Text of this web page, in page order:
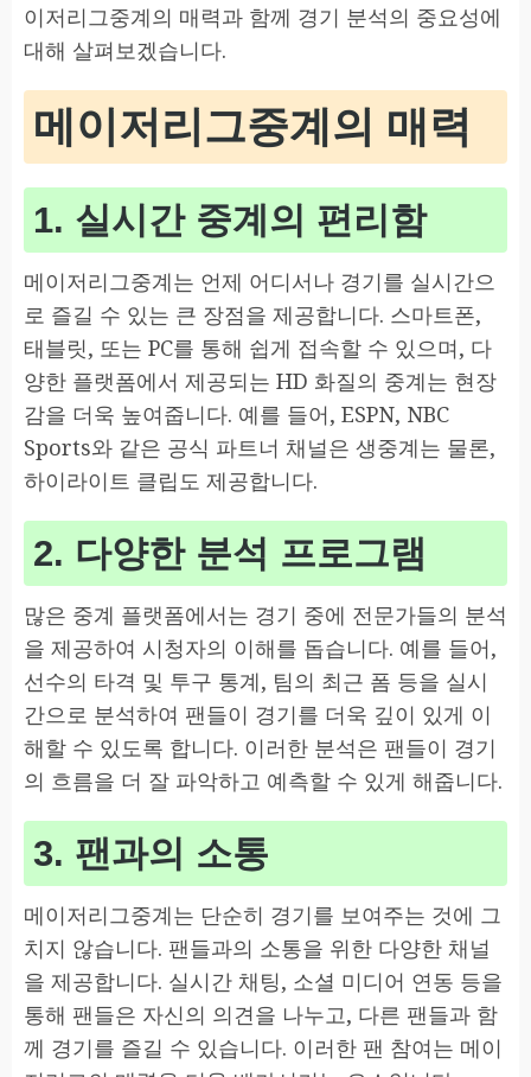
이저리그중계의 매력과 함께 경기 분석의 중요성에
대해 살펴보겠습니다.
메이저리그중계의 매력
1. 실시간 중계의 편리함
메이저리그중계는 언제 어디서나 경기를 실시간으
로 즐길 수 있는 큰 장점을 제공합니다. 스마트폰,
태블릿, 또는 PC를 통해 쉽게 접속할 수 있으며, 다
양한 플랫폼에서 제공되는 HD 화질의 중계는 현장
감을 더욱 높여줍니다. 예를 들어, ESPN, NBC
Sports와 같은 공식 파트너 채널은 생중계는 물론,
하이라이트 클립도 제공합니다.
2. 다양한 분석 프로그램
많은 중계 플랫폼에서는 경기 중에 전문가들의 분석
을 제공하여 시청자의 이해를 돕습니다. 예를 들어,
선수의 타격 및 투구 통계, 팀의 최근 폼 등을 실시
간으로 분석하여 팬들이 경기를 더욱 깊이 있게 이
해할 수 있도록 합니다. 이러한 분석은 팬들이 경기
의 흐름을 더 잘 파악하고 예측할 수 있게 해줍니다.
3. 팬과의 소통
메이저리그중계는 단순히 경기를 보여주는 것에 그
치지 않습니다. 팬들과의 소통을 위한 다양한 채널
을 제공합니다. 실시간 채팅, 소셜 미디어 연동 등을
통해 팬들은 자신의 의견을 나누고, 다른 팬들과 함
께 경기를 즐길 수 있습니다. 이러한 팬 참여는 메이